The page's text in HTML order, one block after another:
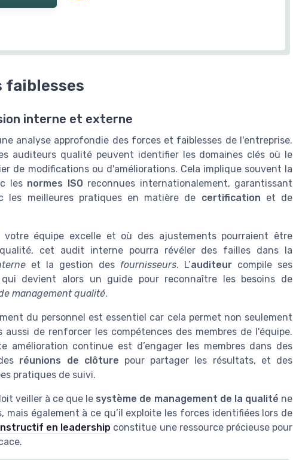
faiblesses
interne et externe
analyse approfondie des forces et faiblesses de l'entreprise.
auditeurs qualité peuvent identifier les domaines clés où le
de modifications ou d'améliorations. Cela implique souvent la
les normes ISOreconnues internationalement, garantissant
les meilleures pratiques en matière de certification et de
équipe excelle et où des ajustements pourraient être
cet audit interne pourra révéler des failles dans la
et la gestion des fournisseurs. L’auditeur compile ses
devient alors un guide pour reconnaître les besoins de
management qualité.
du personnel est essentiel car cela permet non seulement
de renforcer les compétences des membres de l'équipe.
amélioration continue est d’engager les membres dans des
réunions de clôture pour partager les résultats, et des
pratiques de suivi.
veiller à ce que le système de management de la qualité ne
mais également à ce qu’il exploite les forces identifiées lors de
en leadership constitue une ressource précieuse pour